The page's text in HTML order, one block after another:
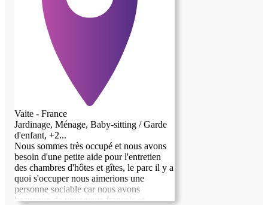
Vaite - France
Jardinage, Ménage, Baby-sitting / Garde
d'enfant, +2...
Nous sommes très occupé et nous avons
besoin d'une petite aide pour l'entretien
des chambres d'hôtes et gîtes, le parc il y a
quoi s'occuper nous aimerions une
personne sociable car nous avons
beaucoup de voyageurs français et